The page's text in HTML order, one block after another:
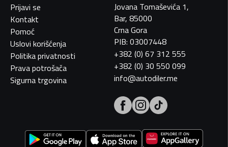
Prijavi se
Kontakt
Pomoć
Uslovi korišćenja
Politika privatnosti
Prava potrošača
Sigurna trgovina
Jovana Tomaševića 1,
Bar, 85000
Crna Gora
PIB: 03007448
+382 (0) 67 312 555
+382 (0) 30 550 099
info@autodiler.me